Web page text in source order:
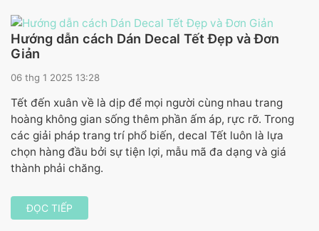
Hướng dẫn cách Dán Decal Tết Đẹp và Đơn
Giản
06 thg 1 2025 13:28
Tết đến xuân về là dịp để mọi người cùng nhau trang
hoàng không gian sống thêm phần ấm áp, rực rỡ. Trong
các giải pháp trang trí phổ biến, decal Tết luôn là lựa
chọn hàng đầu bởi sự tiện lợi, mẫu mã đa dạng và giá
thành phải chăng.
ĐỌC TIẾP